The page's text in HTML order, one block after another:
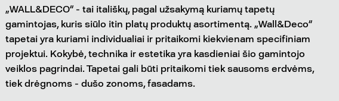
„WALL&DECO“ - tai itališkų, pagal užsakymą kuriamų tapetų
gamintojas, kuris siūlo itin platų produktų asortimentą. „Wall&Deco“
tapetai yra kuriami individualiai ir pritaikomi kiekvienam specifiniam
projektui. Kokybė, technika ir estetika yra kasdieniai šio gamintojo
veiklos pagrindai. Tapetai gali būti pritaikomi tiek sausoms erdvėms,
tiek drėgnoms - dušo zonoms, fasadams.